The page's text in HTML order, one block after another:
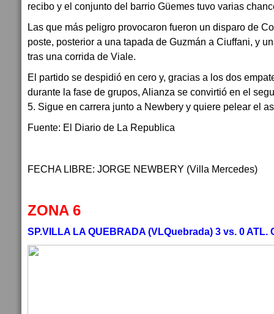
recibo y el conjunto del barrio Güemes tuvo varias
Las que más peligro provocaron fueron un disparo de
poste, posterior a una tapada de Guzmán a Ciuffani, y
tras una corrida de Viale.
El partido se despidió en cero y, gracias a los dos
durante la fase de grupos, Alianza se convirtió en el
5. Sigue en carrera junto a Newbery y quiere pelear el
Fuente: El Diario de La Republica
FECHA LIBRE: JORGE NEWBERY (Villa Mercedes)
ZONA 6
SP.VILLA LA QUEBRADA (VLQuebrada) 3 vs. 0 ATL.